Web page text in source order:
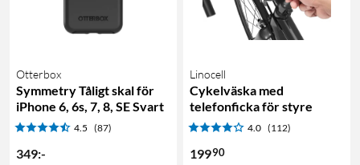
Otterbox
Symmetry Tåligt skal för
iPhone 6, 6s, 7, 8, SE Svart
4.5 (87)
349:-
Linocell
Cykelväska med
telefonficka för styre
4.0 (112)
19990